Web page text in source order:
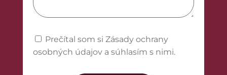
Prečítal som si Zásady ochrany
osobných údajov a súhlasím s nimi.